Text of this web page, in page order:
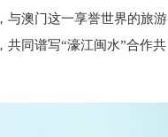
与澳门这一享誉世界的旅游
同谱写“濠江闽水”合作共